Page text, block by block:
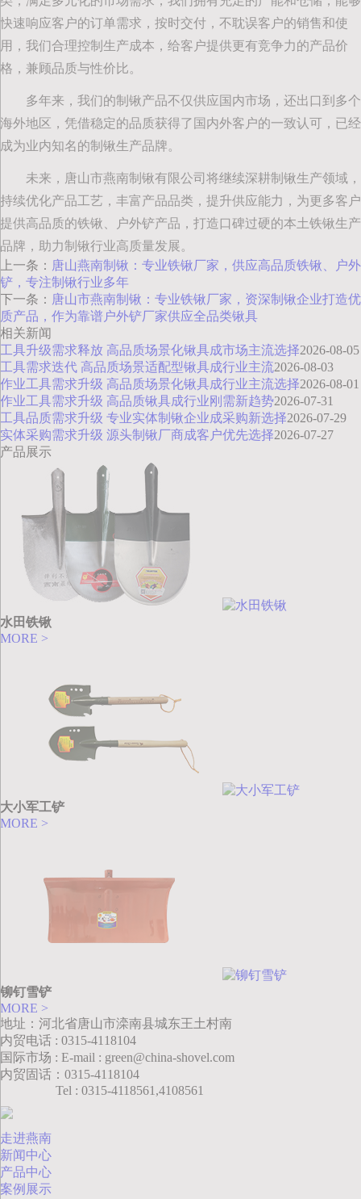
快速响应客户的订单需求，按时交付，不耽误客户的销售和使
用，我们合理控制生产成本，给客户提供更有竞争力的产品价
格，兼顾品质与性价比。
多年来，我们的制锹产品不仅供应国内市场，还出口到多个
海外地区，凭借稳定的品质获得了国内外客户的一致认可，已经
成为业内知名的制锹生产品牌。
未来，唐山市燕南制锹有限公司将继续深耕制锹生产领域，
持续优化产品工艺，丰富产品品类，提升供应能力，为更多客户
提供高品质的铁锹、户外铲产品，打造口碑过硬的本土铁锹生产
品牌，助力制锹行业高质量发展。
上一条： 唐山燕南制锹：专业铁锹厂家，供应高品质铁锹、户外
铲，专注制锹行业多年
下一条： 唐山市燕南制锹：专业铁锹厂家，资深制锹企业打造优
质产品，作为靠谱户外铲厂家供应全品类锹具
相关新闻
工具升级需求释放 高品质场景化锹具成市场主流选择2026-08-05
工具需求迭代 高品质场景适配型锹具成行业主流2026-08-03
作业工具需求升级 高品质场景化锹具成行业主流选择2026-08-01
作业工具需求升级 高品质锹具成行业刚需新趋势2026-07-31
工具品质需求升级 专业实体制锹企业成采购新选择2026-07-29
实体采购需求升级 源头制锹厂商成客户优先选择2026-07-27
产品展示
水田铁锹
MORE >
大小军工铲
MORE >
铆钉雪铲
MORE >
地址：河北省唐山市滦南县城东王土村南
内贸电话 : 0315-4118104
国际市场 : E-mail : green@china-shovel.com
内贸固话：0315-4118104
Tel : 0315-4118561,4108561
走进燕南
新闻中心
产品中心
案例展示